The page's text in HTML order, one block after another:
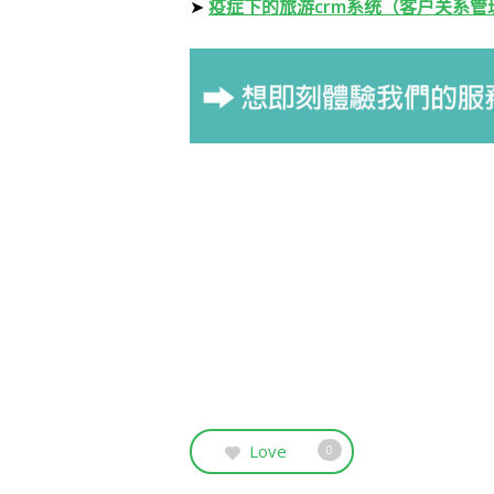
➤疫症下的旅游crm系统（客户关系管
Love 0